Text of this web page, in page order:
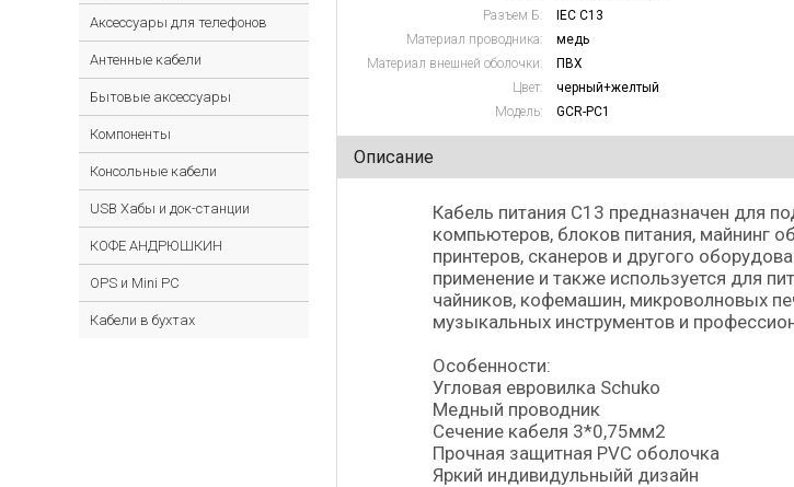
Аксессуары для телефонов
Антенные кабели
Бытовые аксессуары
Компоненты
Консольные кабели
USB Хабы и док-станции
КОФЕ АНДРЮШКИН
OPS и Mini PC
Кабели в бухтах
Разъем Б:
IEC C13
Материал проводника:
медь
Материал внешней оболочки:
ПВХ
Цвет:
черный+желтый
Модель:
GCR-PC1
Описание
Кабель питания С13 предназначен для
компьютеров, блоков питания, майнинг
принтеров, сканеров и другого
применение и также используется для
чайников, кофемашин, микроволновых
музыкальных инструментов и
Особенности:
Угловая евровилка Schuko
Медный проводник
Сечение кабеля 3*0,75мм2
Прочная защитная PVC оболочка
Яркий индивидульныйй дизайн